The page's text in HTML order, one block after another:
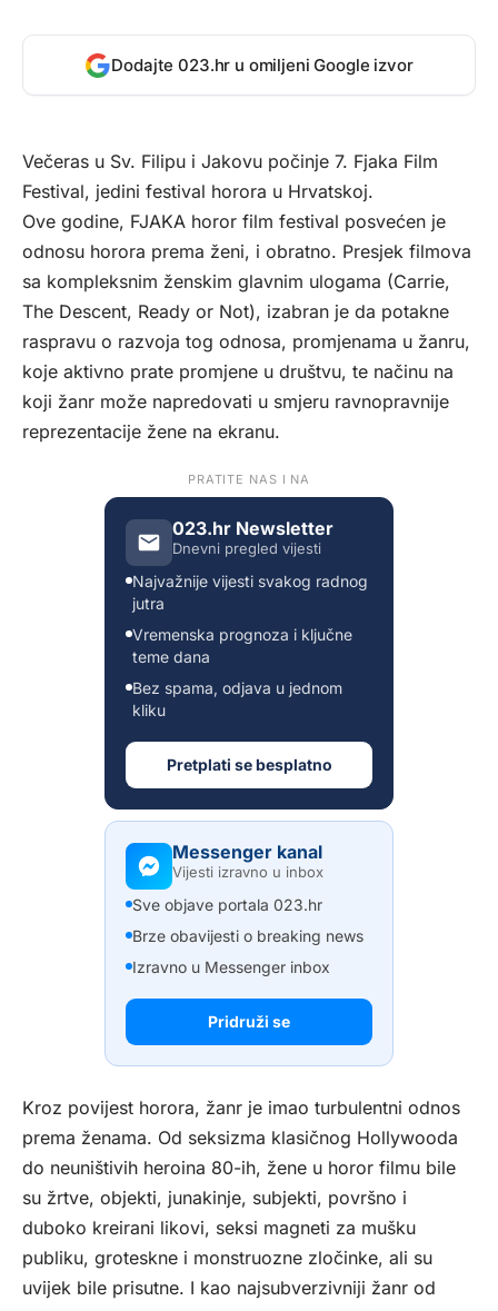
Dodajte 023.hr u omiljeni Google izvor
Večeras u Sv. Filipu i Jakovu počinje 7. Fjaka Film
Festival, jedini festival horora u Hrvatskoj.
Ove godine, FJAKA horor film festival posvećen je
odnosu horora prema ženi, i obratno. Presjek filmova
sa kompleksnim ženskim glavnim ulogama (Carrie,
The Descent, Ready or Not), izabran je da potakne
raspravu o razvoja tog odnosa, promjenama u žanru,
koje aktivno prate promjene u društvu, te načinu na
koji žanr može napredovati u smjeru ravnopravnije
reprezentacije žene na ekranu.
PRATITE NAS I NA
023.hr Newsletter
Dnevni pregled vijesti
Najvažnije vijesti svakog radnog
jutra
Vremenska prognoza i ključne
teme dana
Bez spama, odjava u jednom
kliku
Pretplati se besplatno
Messenger kanal
Vijesti izravno u inbox
Sve objave portala 023.hr
Brze obavijesti o breaking news
Izravno u Messenger inbox
Pridruži se
Kroz povijest horora, žanr je imao turbulentni odnos
prema ženama. Od seksizma klasičnog Hollywooda
do neuništivih heroina 80-ih, žene u horor filmu bile
su žrtve, objekti, junakinje, subjekti, površno i
duboko kreirani likovi, seksi magneti za mušku
publiku, groteskne i monstruozne zločinke, ali su
uvijek bile prisutne. I kao najsubverzivniji žanr od